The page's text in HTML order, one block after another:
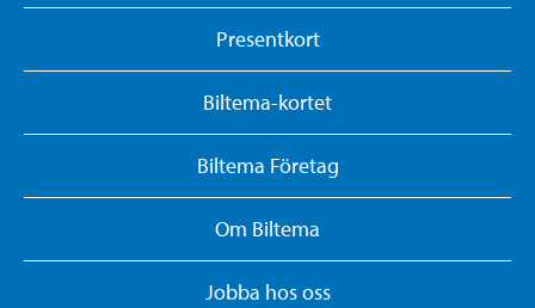
Presentkort
Biltema-kortet
Biltema Företag
Om Biltema
Jobba hos oss